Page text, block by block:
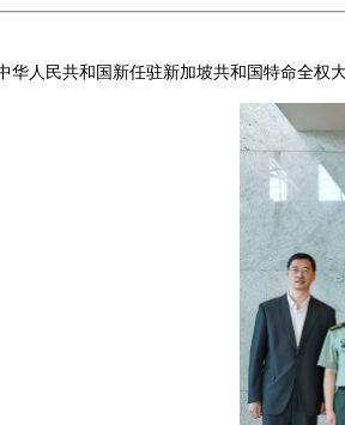
华人民共和国新任驻新加坡共和国特命全